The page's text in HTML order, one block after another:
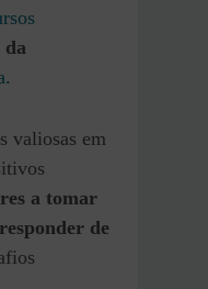
da
valiosas em
a tomar
de